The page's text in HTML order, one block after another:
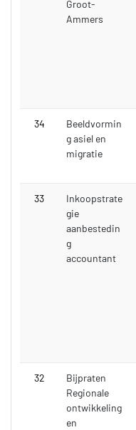
Groot-
Ammers
34
Beeldvormin
g asiel en
migratie
33
Inkoopstrate
gie
aanbestedin
g
accountant
32
Bijpraten
Regionale
ontwikkeling
en